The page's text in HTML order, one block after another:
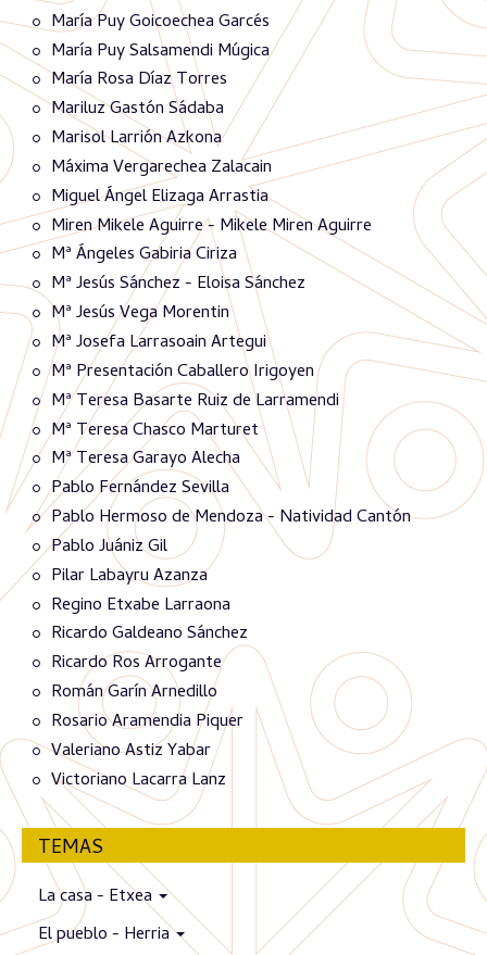
María Puy Goicoechea Garcés
María Puy Salsamendi Múgica
María Rosa Díaz Torres
Mariluz Gastón Sádaba
Marisol Larrión Azkona
Máxima Vergarechea Zalacain
Miguel Ángel Elizaga Arrastia
Miren Mikele Aguirre - Mikele Miren Aguirre
Mª Ángeles Gabiria Ciriza
Mª Jesús Sánchez - Eloisa Sánchez
Mª Jesús Vega Morentin
Mª Josefa Larrasoain Artegui
Mª Presentación Caballero Irigoyen
Mª Teresa Basarte Ruiz de Larramendi
Mª Teresa Chasco Marturet
Mª Teresa Garayo Alecha
Pablo Fernández Sevilla
Pablo Hermoso de Mendoza - Natividad Cantón
Pablo Juániz Gil
Pilar Labayru Azanza
Regino Etxabe Larraona
Ricardo Galdeano Sánchez
Ricardo Ros Arrogante
Román Garín Arnedillo
Rosario Aramendia Piquer
Valeriano Astiz Yabar
Victoriano Lacarra Lanz
TEMAS
La casa - Etxea
El pueblo - Herria